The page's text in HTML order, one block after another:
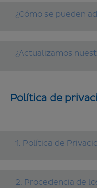
¿Cómo se pueden
¿Actualizamos
Política de
1. Política de
2. Procedencia de